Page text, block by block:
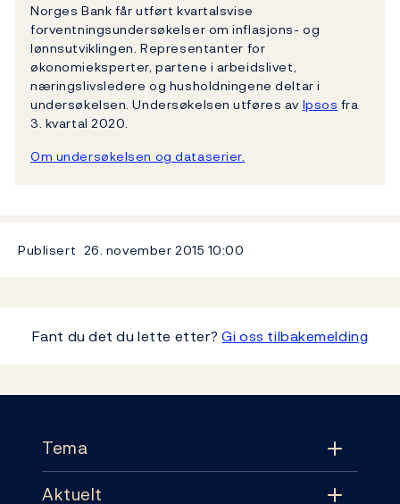
Norges Bank får utført kvartalsvise
forventningsundersøkelser om inflasjons- og
lønnsutviklingen. Representanter for
økonomieksperter, partene i arbeidslivet,
næringslivsledere og husholdningene deltar i
undersøkelsen. Undersøkelsen utføres avIpsos fra
3. kvartal 2020.
Om undersøkelsen og dataserier.
Publisert 26. november 2015 10:00
Fant du det du lette etter?Gi oss tilbakemelding
Tema
Aktuelt